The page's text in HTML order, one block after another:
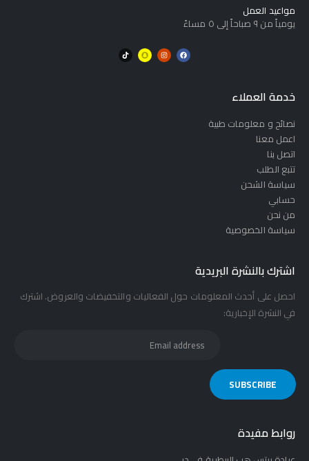
مواعيد العمل
يومياً من ٩ صباحاً إلى ٥ مساءً
خدمة العملاء
نصائح و معلومات طبية
اعمل معنا
اتصل بنا
تتبع الطلب
سياسة الشحن
حسابي
من نحن
سياسة الخصوصية
اشترك بالنشرة البريدية
احصل على أحدث المعلومات حول الفعاليات والتخفيضات والعروض. اشترك
في النشرة الإخبارية:
روابط مفيدة